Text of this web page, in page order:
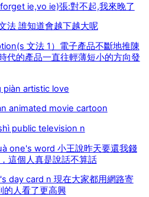
ie,vo ie)張:對不起,我來晚了
法 誰知道會越下越大呢
文法 1）電子產品不斷地推陳
代的產品一直往輕薄短小的方向發
piàn artistic love
animated movie cartoon
public television n
one's word 小王說昨天要還我錢
這個人真是說話不算話
day card n 現在大家都用網路寄
的人看了更高興